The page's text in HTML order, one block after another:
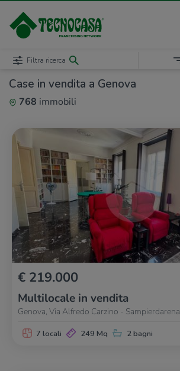
Case in vendita a Genova
768 immobili
Filtra ricerca
€ 219.000
Multilocale in vendita
Genova, Via Alfredo Carzino - Sampierdarena
7 locali 249 Mq 2 bagni